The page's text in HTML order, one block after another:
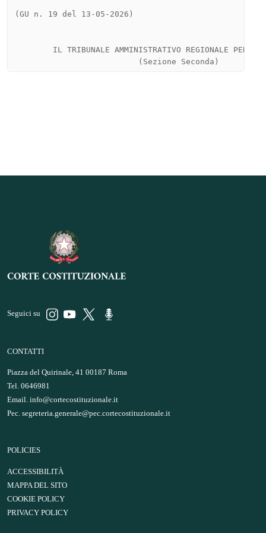
Seguici su
CONTATTI
Piazza del Quirinale, 41 00187 Roma
Tel. 0646981
Email. info@cortecostituzionale.it
Pec. segreteria.generale@pec.cortecostituzionale.it
POLICIES
ACCESSIBILITÀ
MAPPA DEL SITO
COOKIE POLICY
PRIVACY POLICY